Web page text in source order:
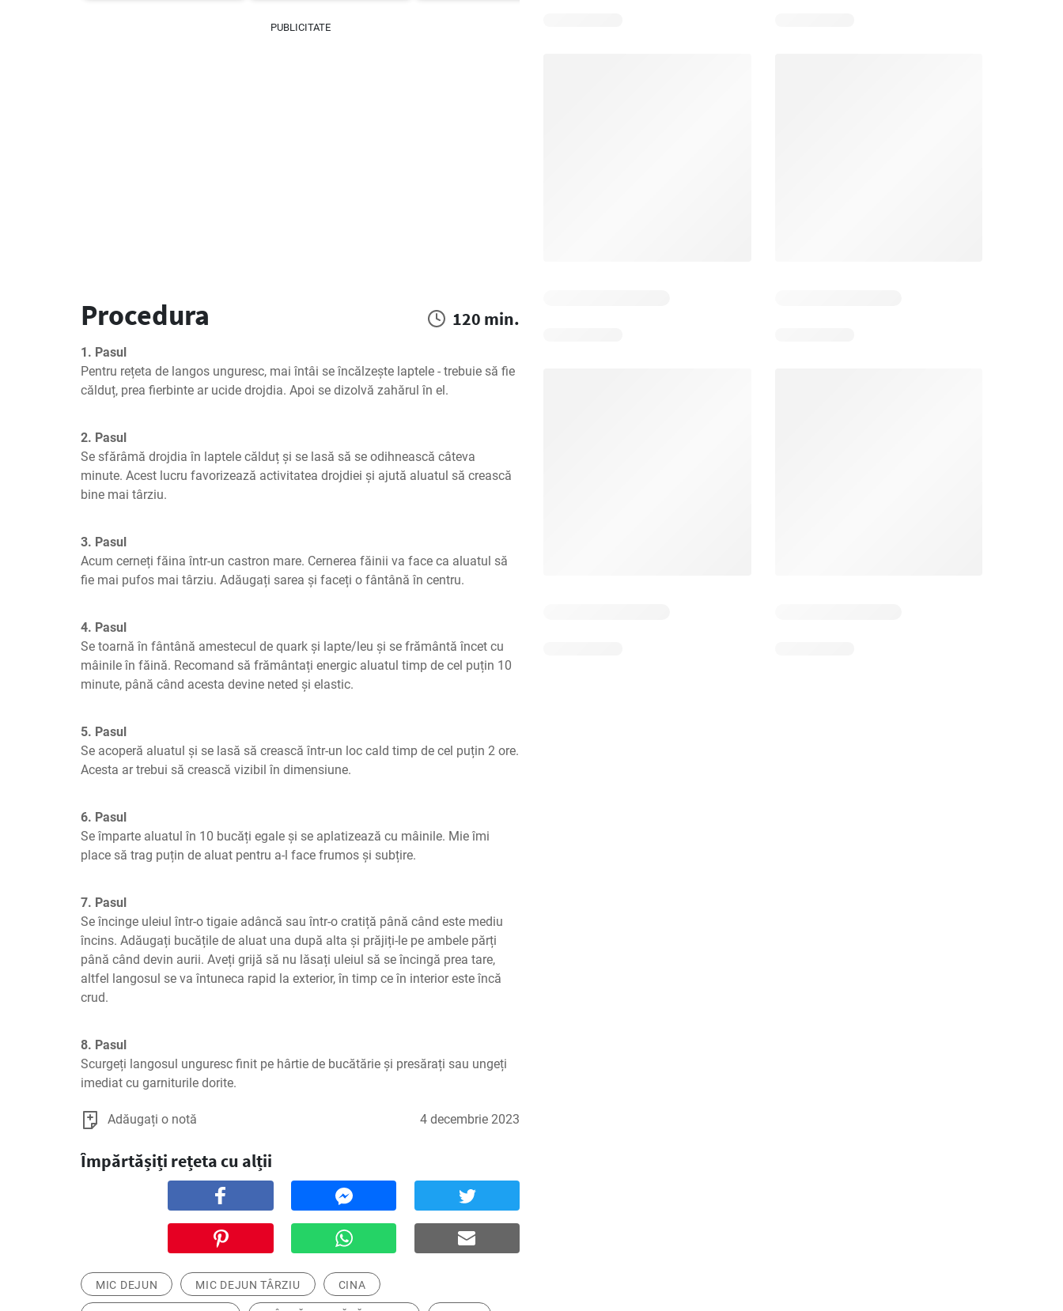
PUBLICITATE
Procedura 120 min.
1. Pasul
Pentru rețeta de langos unguresc, mai întâi se încălzește laptele - trebuie să fie
călduț, prea fierbinte ar ucide drojdia. Apoi se dizolvă zahărul în el.
2. Pasul
Se sfărâmă drojdia în laptele călduț și se lasă să se odihnească câteva
minute. Acest lucru favorizează activitatea drojdiei și ajută aluatul să crească
bine mai târziu.
3. Pasul
Acum cerneți făina într-un castron mare. Cernerea făinii va face ca aluatul să
fie mai pufos mai târziu. Adăugați sarea și faceți o fântână în centru.
4. Pasul
Se toarnă în fântână amestecul de quark și lapte/leu și se frământă încet cu
mâinile în făină. Recomand să frământați energic aluatul timp de cel puțin 10
minute, până când acesta devine neted și elastic.
5. Pasul
Se acoperă aluatul și se lasă să crească într-un loc cald timp de cel puțin 2 ore.
Acesta ar trebui să crească vizibil în dimensiune.
6. Pasul
Se împarte aluatul în 10 bucăți egale și se aplatizează cu mâinile. Mie îmi
place să trag puțin de aluat pentru a-l face frumos și subțire.
7. Pasul
Se încinge uleiul într-o tigaie adâncă sau într-o cratiță până când este mediu
încins. Adăugați bucățile de aluat una după alta și prăjiți-le pe ambele părți
până când devin aurii. Aveți grijă să nu lăsați uleiul să se încingă prea tare,
altfel langosul se va întuneca rapid la exterior, în timp ce în interior este încă
crud.
8. Pasul
Scurgeți langosul unguresc finit pe hârtie de bucătărie și presărați sau ungeți
imediat cu garniturile dorite.
Adăugați o notă 4 decembrie 2023
Împărtășiți rețeta cu alții
MIC DEJUN MIC DEJUN TÂRZIU CINA